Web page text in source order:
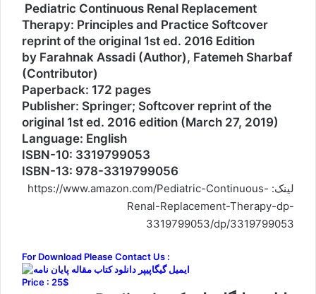
Pediatric Continuous Renal Replacement
Therapy: Principles and Practice Softcover
reprint of the original 1st ed. 2016 Edition
by Farahnak Assadi (Author), Fatemeh Sharbaf
(Contributor)
Paperback: 172 pages
Publisher: Springer; Softcover reprint of the
original 1st ed. 2016 edition (March 27, 2019)
Language: English
ISBN-10: 3319799053
ISBN-13: 978-3319799056
لینک: https://www.amazon.com/Pediatric-Continuous-
Renal-Replacement-Therapy-dp-
3319799053/dp/3319799053
For Download Please Contact Us :
Price : 25$